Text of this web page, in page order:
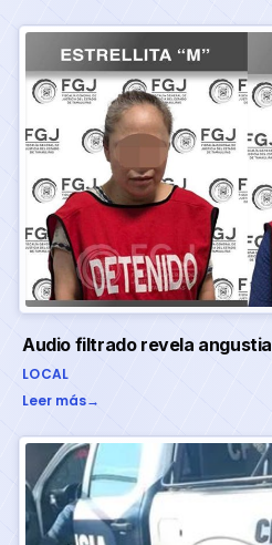
Audio filtrado revela
LOCAL
Leer más→